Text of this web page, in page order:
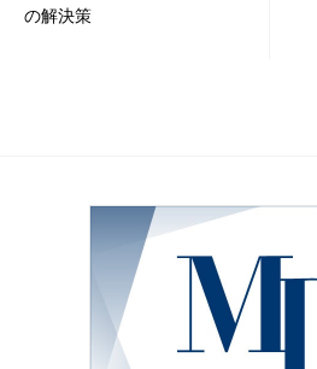
ー
の解決策